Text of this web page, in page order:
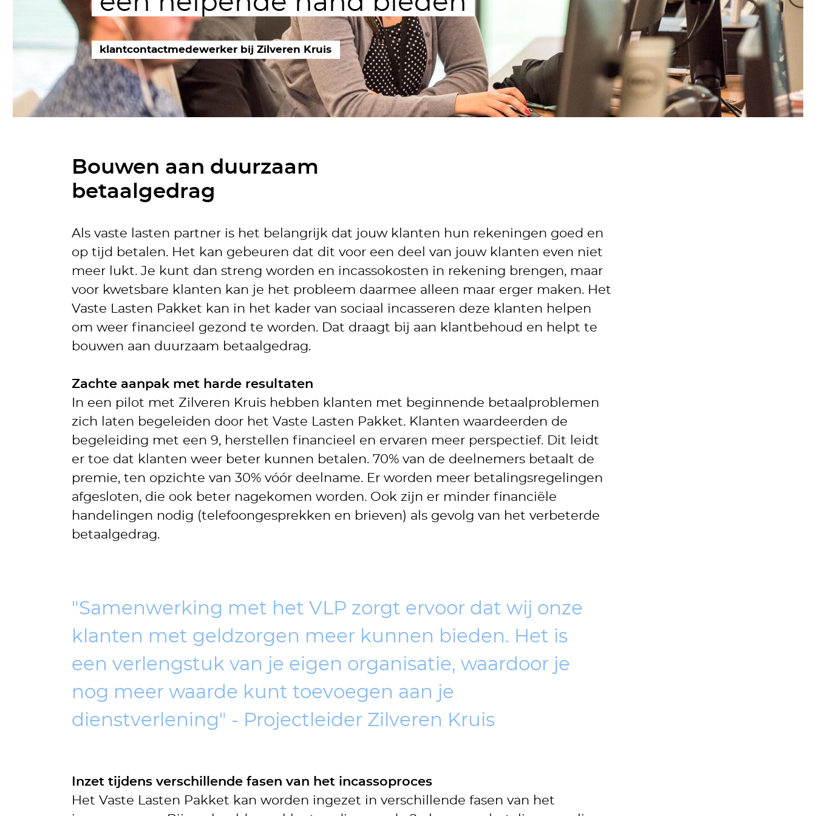
klantcontactmedewerker bij Zilveren Kruis
Bouwen aan duurzaam
betaalgedrag
Als vaste lasten partner is het belangrijk dat jouw klanten hun rekeningen goed en
op tijd betalen. Het kan gebeuren dat dit voor een deel van jouw klanten even niet
meer lukt. Je kunt dan streng worden en incassokosten in rekening brengen, maar
voor kwetsbare klanten kan je het probleem daarmee alleen maar erger maken. Het
Vaste Lasten Pakket kan in het kader van sociaal incasseren deze klanten helpen
om weer financieel gezond te worden. Dat draagt bij aan klantbehoud en helpt te
bouwen aan duurzaam betaalgedrag.
Zachte aanpak met harde resultaten
In een pilot met Zilveren Kruis hebben klanten met beginnende betaalproblemen
zich laten begeleiden door het Vaste Lasten Pakket. Klanten waardeerden de
begeleiding met een 9, herstellen financieel en ervaren meer perspectief. Dit leidt
er toe dat klanten weer beter kunnen betalen. 70% van de deelnemers betaalt de
premie, ten opzichte van 30% vóór deelname. Er worden meer betalingsregelingen
afgesloten, die ook beter nagekomen worden. Ook zijn er minder financiële
handelingen nodig (telefoongesprekken en brieven) als gevolg van het verbeterde
betaalgedrag.
"Samenwerking met het VLP zorgt ervoor dat wij onze
klanten met geldzorgen meer kunnen bieden. Het is
een verlengstuk van je eigen organisatie, waardoor je
nog meer waarde kunt toevoegen aan je
dienstverlening" - Projectleider Zilveren Kruis
Inzet tijdens verschillende fasen van het incassoproces
Het Vaste Lasten Pakket kan worden ingezet in verschillende fasen van het